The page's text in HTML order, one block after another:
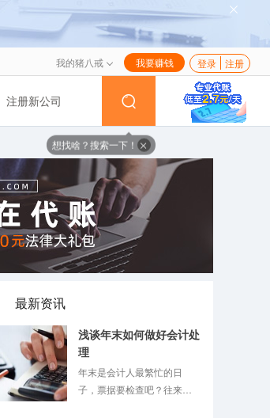
我的猪八戒 我要赚钱 登录 注册
注册新公司
想找啥？搜索一下！
最新资讯
浅谈年末如何做好会计处
理
年末是会计人最繁忙的日
子，票据要检查吧？往来款